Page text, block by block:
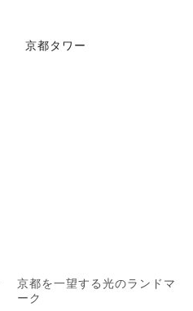
京都タワー
京都を一望する光のランドマ
ーク